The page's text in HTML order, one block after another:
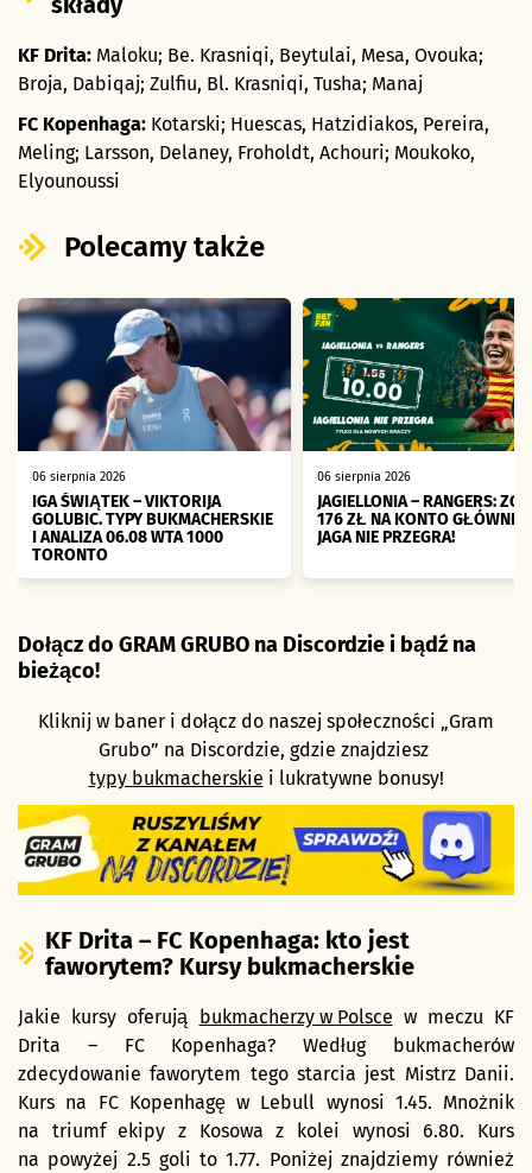
KF Drita: Maloku; Be. Krasniqi, Beytulai, Mesa, Ovouka;
Broja, Dabiqaj; Zulfiu, Bl. Krasniqi, Tusha; Manaj
FC Kopenhaga: Kotarski; Huescas, Hatzidiakos, Pereira,
Meling; Larsson, Delaney, Froholdt, Achouri; Moukoko,
Elyounoussi
Polecamy także
06 sierpnia 2026
IGA ŚWIĄTEK – VIKTORIJA
GOLUBIC. TYPY BUKMACHERSKIE
I ANALIZA 06.08 WTA 1000
TORONTO
06 sierpnia 2026
JAGIELLONIA – RANGERS:
176 ZŁ NA KONTO GŁÓWNE
JAGA NIE PRZEGRA!
Dołącz do GRAM GRUBO na Discordzie i bądź na
bieżąco!
Kliknij w baner i dołącz do naszej społeczności „Gram
Grubo” na Discordzie, gdzie znajdziesz
typy bukmacherskie i lukratywne bonusy!
KF Drita – FC Kopenhaga: kto jest
faworytem? Kursy bukmacherskie
Jakie kursy oferują bukmacherzy w Polsce w meczu KF
Drita – FC Kopenhaga? Według bukmacherów
zdecydowanie faworytem tego starcia jest Mistrz Danii.
Kurs na FC Kopenhagę w Lebull wynosi 1.45. Mnożnik
na triumf ekipy z Kosowa z kolei wynosi 6.80. Kurs
na powyżej 2.5 goli to 1.77. Poniżej znajdziemy również